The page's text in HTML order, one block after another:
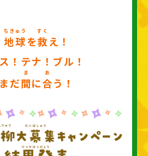
地球
ちきゅう
を救
すく
え！
！テナ！ブル！
まだ間
ま
に合
あ
う！